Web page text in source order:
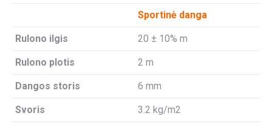
Sportinė danga
Rulono ilgis 20 ± 10% m
Rulono plotis 2 m
Dangos storis 6 mm
Svoris 3.2 kg/m2